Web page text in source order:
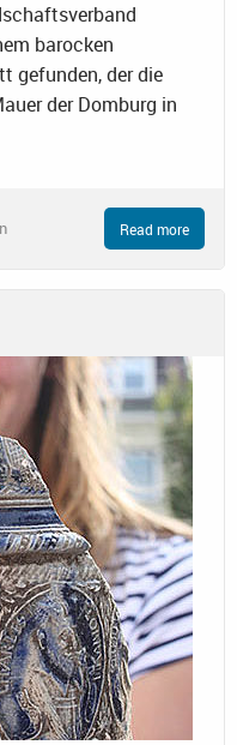
barocken
gefunden, der die
der Domburg in
Read more